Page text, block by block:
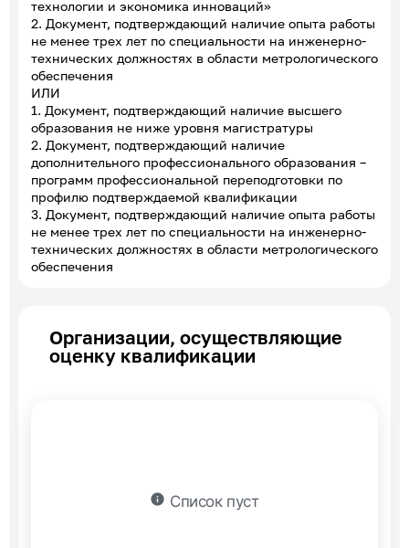
технологии и экономика инноваций»
2. Документ, подтверждающий наличие опыта работы
не менее трех лет по специальности на инженерно-
технических должностях в области метрологического
обеспечения
ИЛИ
1. Документ, подтверждающий наличие высшего
образования не ниже уровня магистратуры
2. Документ, подтверждающий наличие
дополнительного профессионального образования –
программ профессиональной переподготовки по
профилю подтверждаемой квалификации
3. Документ, подтверждающий наличие опыта работы
не менее трех лет по специальности на инженерно-
технических должностях в области метрологического
обеспечения
Организации, осуществляющие
оценку квалификации
info Список пуст